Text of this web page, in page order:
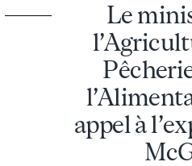
Le
appel à